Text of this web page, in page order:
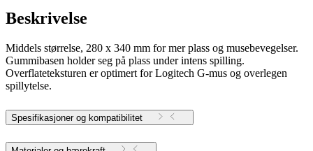
Beskrivelse
Middels størrelse, 280 x 340 mm for mer plass og musebevegelser.
Gummibasen holder seg på plass under intens spilling.
Overflateteksturen er optimert for Logitech G-mus og overlegen
spillytelse.
Spesifikasjoner og kompatibilitet